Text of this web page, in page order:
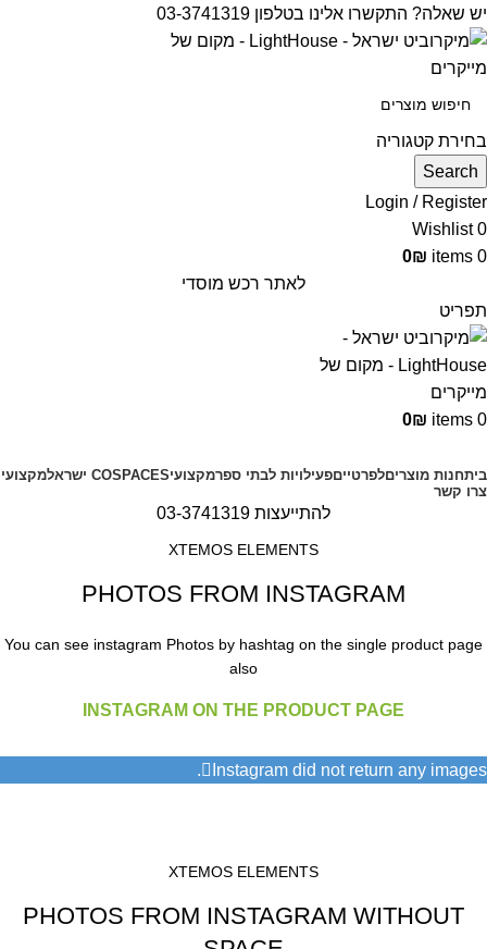
יש שאלה? התקשרו אלינו בטלפון 03-3741319
בחירת קטגוריה
Search
Login / Register
0
Wishlist
0
items
0₪
לאתר רכש מוסדי
תפריט
0
items
0₪
ביתחנות מוצריםלפרטייםפעילויות לבתי ספרמקצועיCOSPACES ישראל
מקצועי
צרו קשר
להתייעצות 03-3741319
XTEMOS ELEMENTS
PHOTOS FROM INSTAGRAM
You can see instagram Photos by hashtag on the single product page
also
INSTAGRAM ON THE PRODUCT PAGE
Instagram did not return any images.
XTEMOS ELEMENTS
PHOTOS FROM INSTAGRAM WITHOUT